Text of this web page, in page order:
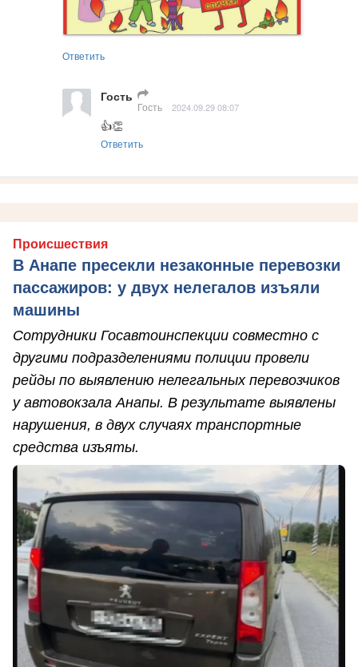
Ответить
Гость
Гость 2024.09.29 08:07
👍👏
Ответить
Происшествия
В Анапе пресекли незаконные перевозки
пассажиров: у двух нелегалов изъяли
машины
Сотрудники Госавтоинспекции совместно с
другими подразделениями полиции провели
рейды по выявлению нелегальных перевозчиков
у автовокзала Анапы. В результате выявлены
нарушения, в двух случаях транспортные
средства изъяты.